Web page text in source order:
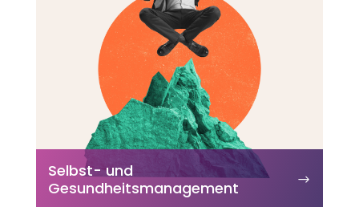
Selbst- und
Gesundheitsmanagement